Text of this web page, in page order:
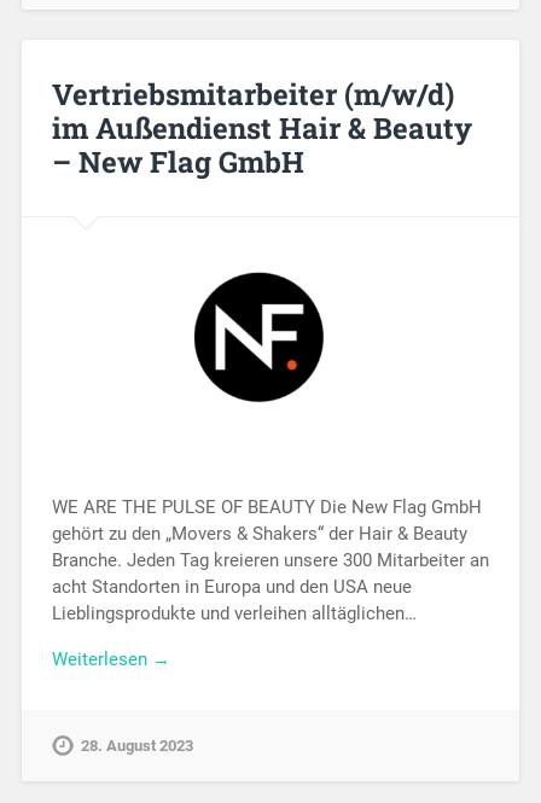
Vertriebsmitarbeiter (m/w/d)
im Außendienst Hair & Beauty
– New Flag GmbH
WE ARE THE PULSE OF BEAUTY Die New Flag GmbH
gehört zu den „Movers & Shakers“ der Hair & Beauty
Branche. Jeden Tag kreieren unsere 300 Mitarbeiter an
acht Standorten in Europa und den USA neue
Lieblingsprodukte und verleihen alltäglichen…
Weiterlesen →
28. August 2023